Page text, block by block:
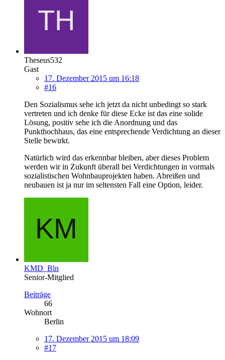
Theseus532
Gast
17. Dezember 2015 um 16:18
#16
Den Sozialismus sehe ich jetzt da nicht unbedingt so stark
vertreten und ich denke für diese Ecke ist das eine solide
Lösung, positiv sehe ich die Anordnung und das
Punkthochhaus, das eine entsprechende Verdichtung an dieser
Stelle bewirkt.
Natürlich wird das erkennbar bleiben, aber dieses Problem
werden wir in Zukunft überall bei Verdichtungen in vormals
sozialistischen Wohnbauprojekten haben. Abreißen und
neubauen ist ja nur im seltensten Fall eine Option, leider.
KMD_Bln
Senior-Mitglied
Beiträge
66
Wohnort
Berlin
17. Dezember 2015 um 18:09
#17